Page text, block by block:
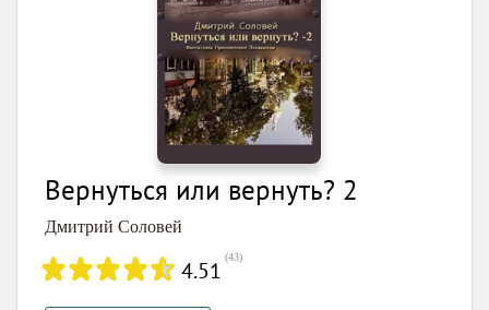
Вернуться или вернуть? 2
Дмитрий Соловей
4.51 (43)